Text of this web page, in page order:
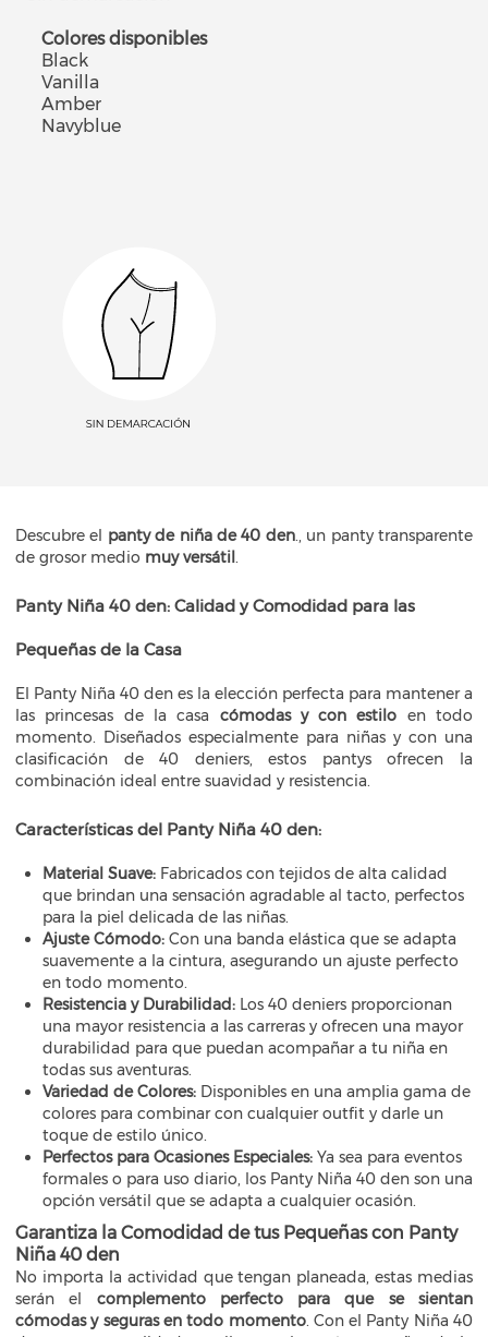
Colores disponibles
Black
Vanilla
Amber
Navyblue
Descubre el panty de niña de 40 den., un panty transparente
de grosor medio muy versátil.
Panty Niña 40 den: Calidad y Comodidad para las
Pequeñas de la Casa
El Panty Niña 40 den es la elección perfecta para mantener a
las princesas de la casa cómodas y con estilo en todo
momento. Diseñados especialmente para niñas y con una
clasificación de 40 deniers, estos pantys ofrecen la
combinación ideal entre suavidad y resistencia.
Características del Panty Niña 40 den:
Material Suave: Fabricados con tejidos de alta calidad
que brindan una sensación agradable al tacto, perfectos
para la piel delicada de las niñas.
Ajuste Cómodo: Con una banda elástica que se adapta
suavemente a la cintura, asegurando un ajuste perfecto
en todo momento.
Resistencia y Durabilidad: Los 40 deniers proporcionan
una mayor resistencia a las carreras y ofrecen una mayor
durabilidad para que puedan acompañar a tu niña en
todas sus aventuras.
Variedad de Colores: Disponibles en una amplia gama de
colores para combinar con cualquier outfit y darle un
toque de estilo único.
Perfectos para Ocasiones Especiales: Ya sea para eventos
formales o para uso diario, los Panty Niña 40 den son una
opción versátil que se adapta a cualquier ocasión.
Garantiza la Comodidad de tus Pequeñas con Panty
Niña 40 den
No importa la actividad que tengan planeada, estas medias
serán el complemento perfecto para que se sientan
cómodas y seguras en todo momento. Con el Panty Niña 40